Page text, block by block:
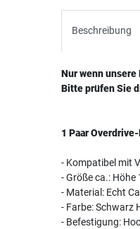
Beschreibung
Nur wenn
Bitte prüfen Sie
1 Paar
- Kompatibel mit
- Größe ca.:
- Material: Echt
- Farbe: Schwarz
- Befestigung: